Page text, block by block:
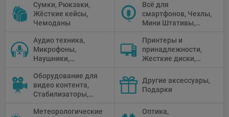
Сумки, Рюкзаки,
Жёсткие кейсы,
Чемоданы
Всё для
смартфонов, Чехлы,
Мини Штативы,
Аудио техника,
Микрофоны,
Наушники,
микшеры, Кабели и
адаптеры
Принтеры и
принадлежности,
Жесткие диски,
Проекторы,
Графические
Планшеты, Бумага
Оборудование для
видео контента,
Стабилизаторы,
Мониторы,
Другие аксессуары,
Подарки
Метеорологические
Оптика,